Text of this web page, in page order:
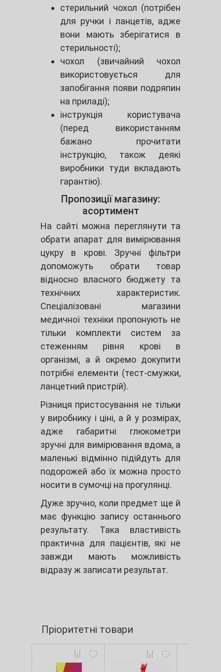
стерильний чохол (потрібен
для ручки і ланцетів, адже
вони мають зберігатися в
стерильності);
чохол (звичайний чохол
використовується для
запобігання появи подряпин
на приладі);
інструкція користувача
(перед використанням
бажано прочитати
інструкцію, також деякі
виробники туди вкладають
гарантію).
Пропозиції магазину:
асортимент
На сайті можна переглянути та
обрати апарат для вимірювання
цукру в крові. Зручні фільтри
допоможуть обрати товар
відносно власного бюджету та
технічних характеристик.
Спеціалізовані магазини
медичної техніки пропонують не
тільки комплекти систем за
стеженням рівня крові в
організмі, а й окремо докупити
потрібні елементи (тест-смужки,
ланцетний пристрій).
Різниця пристосування не тільки
у виробнику і ціні, а й у розмірах,
адже габаритні глюкометри
зручні для вимірювання вдома, а
маленькі відмінно підійдуть для
подорожей або їх можна просто
носити в сумочці на прогулянці.
Дуже зручно, коли предмет ще й
має функцію запису останнього
результату. Така властивість
практична для пацієнтів, які не
завжди мають можливість
відразу ж записати результат.
Пріоритетні товари